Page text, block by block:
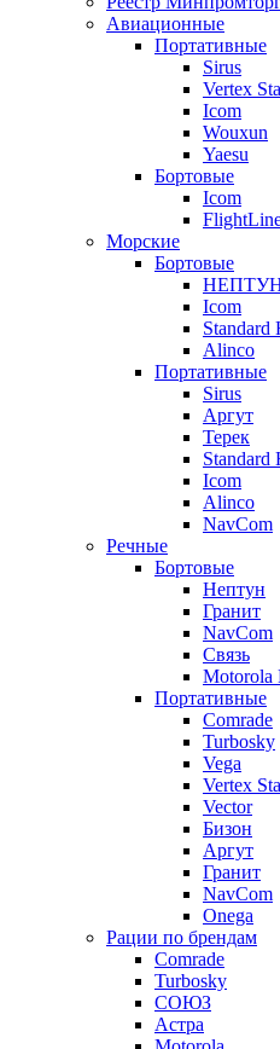
Авиационные
Портативные
Sirus
Vertex
Icom
Wouxun
Yaesu
Бортовые
Icom
Морские
Бортовые
Icom
Standard
Alinco
Портативные
Sirus
Аргут
Терек
Standard
Icom
Alinco
NavCom
Речные
Бортовые
Нептун
Гранит
NavCom
Связь
Motorola
Портативные
Comrade
Turbosky
Vega
Vertex
Vector
Бизон
Аргут
Гранит
NavCom
Onega
Рации по брендам
Comrade
Turbosky
СОЮЗ
Астра